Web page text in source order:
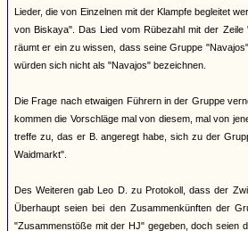
Lieder, die von Einzelnen mit der Klampfe begleitet
von Biskaya". Das Lied vom Rübezahl mit der
räumt er ein zu wissen, dass seine Gruppe
würden sich nicht als "Navajos" bezeichnen.
Die Frage nach etwaigen Führern in der Gruppe
kommen die Vorschläge mal von diesem, mal von
treffe zu, das er B. angeregt habe, sich zu der
Waidmarkt".
Des Weiteren gab Leo D. zu Protokoll, dass der
Überhaupt seien bei den Zusammenkünften der
"Zusammenstöße mit der HJ" gegeben, doch seien